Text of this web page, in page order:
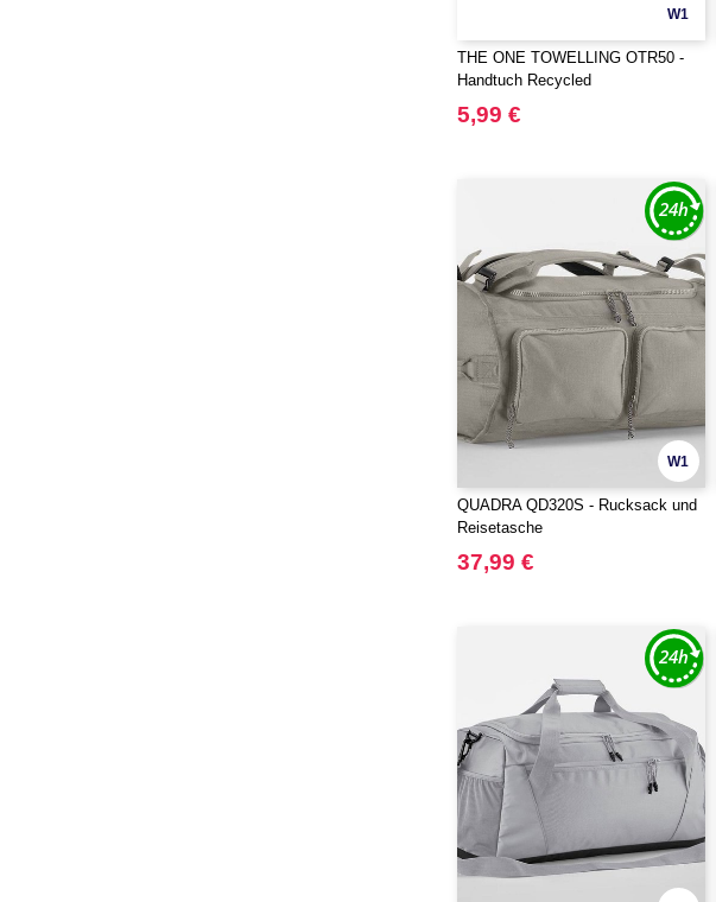
W1
THE ONE TOWELLING OTR50 -
Handtuch Recycled
5,99 €
W1
QUADRA QD320S - Rucksack und
Reisetasche
37,99 €